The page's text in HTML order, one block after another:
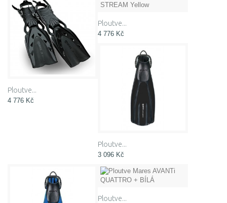
Ploutve...
4 776 Kč
Ploutve...
4 776 Kč
Ploutve...
3 096 Kč
Ploutve...